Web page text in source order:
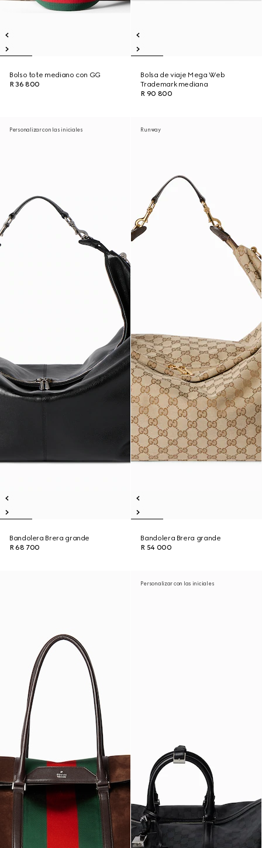
Bolso tote mediano con GG
R 36 800
Bolsa de viaje Mega Web
Trademark mediana
R 90 800
Personalizar con las iniciales
Bandolera Brera grande
R 68 700
Runway
Bandolera Brera grande
R 54 000
Personalizar con las iniciales